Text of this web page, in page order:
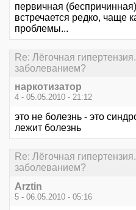
первичная
встречается редко, чаще
проблемы...
Re: Лёгочная
заболеванием?
наркотизатор
4 - 05.05.2010 - 21:12
это не болезнь - это
лежит болезнь
Re: Лёгочная
заболеванием?
Arztin
5 - 06.05.2010 - 05:16